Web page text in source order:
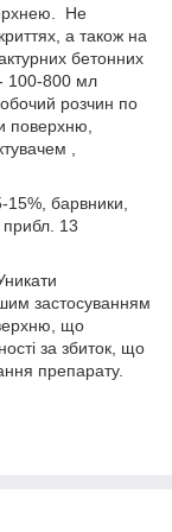
Не
а також на
бетонних
100-800 мл
розчин по
поверхню,
,
барвники,
прибл. 13
застосуванням
що
за збиток, що
препарату.